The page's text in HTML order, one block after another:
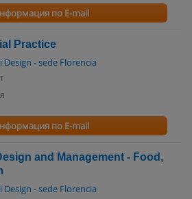
по E-mail
Practice
- sede Florencia
по E-mail
and Management - Food,
- sede Florencia